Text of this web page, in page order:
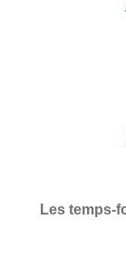
Les temps-